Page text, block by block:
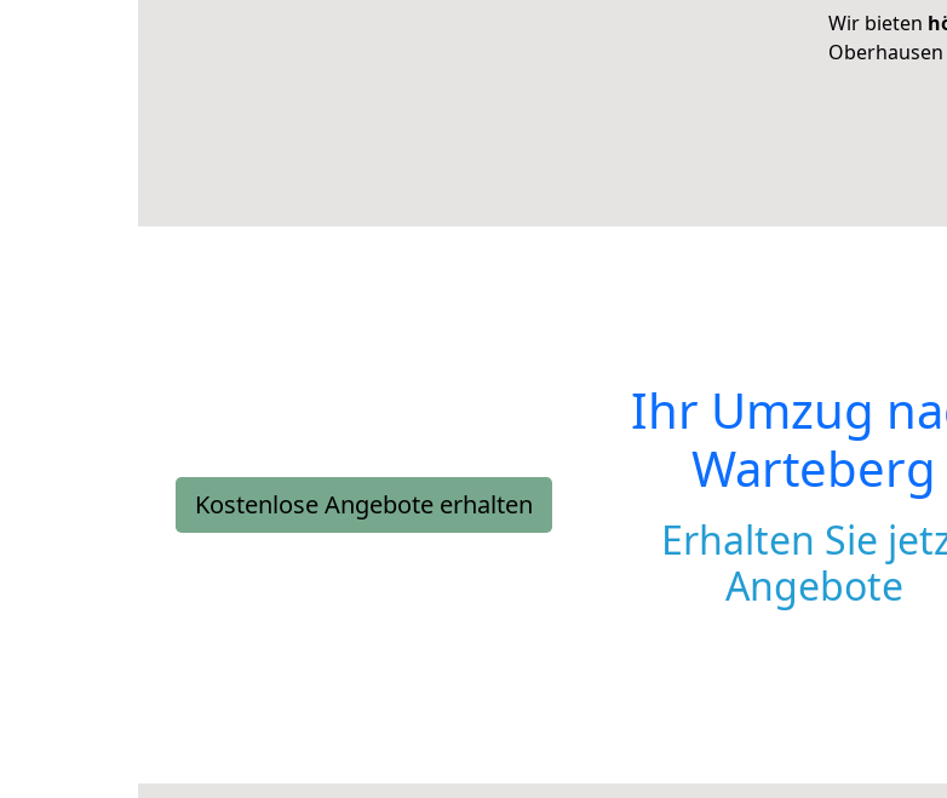
Wir bieten
Kostenlose Angebote erhalten
Ihr Umzug
Warteberg
Erhalten Sie
Angebote